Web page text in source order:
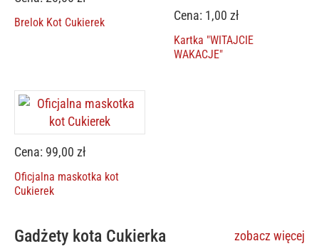
Brelok Kot Cukierek Cena: 1,00 zł
Kartka "WITAJCIE
WAKACJE"
Cena: 99,00 zł
Oficjalna maskotka kot
Cukierek
Gadżety kota Cukierka zobacz więcej